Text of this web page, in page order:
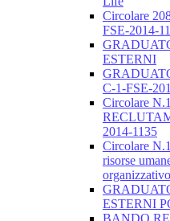
Circolare
FSE-2014-
ESTERNI
C-1-FSE-
Circolare
2014-1135
Circolare
risorse
organizzativo
ESTERNI